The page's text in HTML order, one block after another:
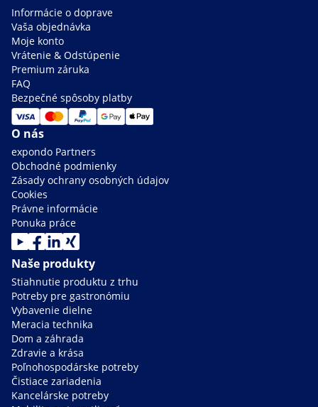
Informácie o doprave
Vaša objednávka
Moje konto
Vrátenie & Odstúpenie
Premium záruka
FAQ
Bezpečné spôsoby platby
O nás
expondo Partners
Obchodné podmienky
Zásady ochrany osobných údajov
Cookies
Právne informácie
Ponuka práce
Naše produkty
Stiahnutie produktu z trhu
Potreby pre gastronómiu
Vybavenie dielne
Meracia technika
Dom a záhrada
Zdravie a krása
Poľnohospodárske potreby
Čistiace zariadenia
Kancelárske potreby